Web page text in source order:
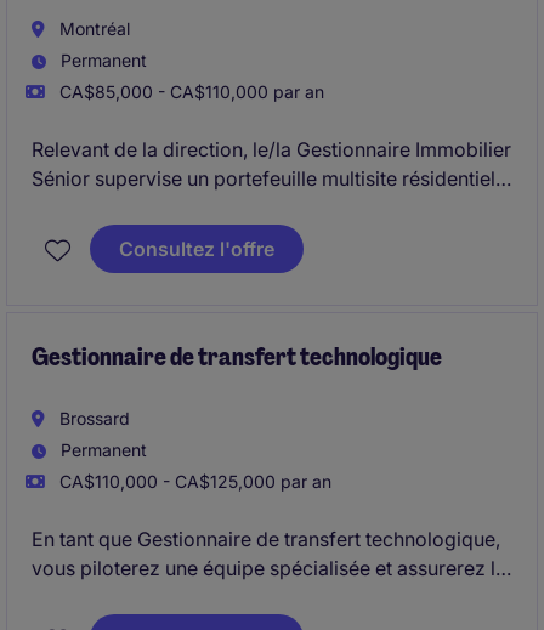
la vision stratégique des actifs.
Montréal
Permanent
CA$85,000 - CA$110,000 par an
Relevant de la direction, le/la Gestionnaire Immobilier
Sénior supervise un portefeuille multisite résidentiel
les opérations, la performance financière et
l'expérience locataire.
site et l'optimisation continue des actifs dans un
Consultez l'offre
Gestionnaire de transfert technologique
Brossard
Permanent
CA$110,000 - CA$125,000 par an
En tant que Gestionnaire de transfert technologique,
vous piloterez une équipe spécialisée et assurerez le